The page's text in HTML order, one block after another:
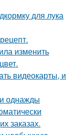
для лука
изменить
видеокарты, и
однажды
заказах.